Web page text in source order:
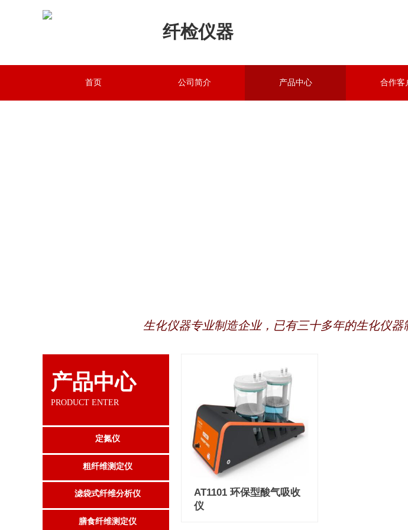
纤检仪器
首页 公司简介 产品中心 合作客
生化仪器专业制造企业，已有三十多年的生化仪
AT1101 环保型酸气吸收
仪
产品中心
PRODUCT ENTER
定氮仪
粗纤维测定仪
滤袋式纤维分析仪
膳食纤维测定仪